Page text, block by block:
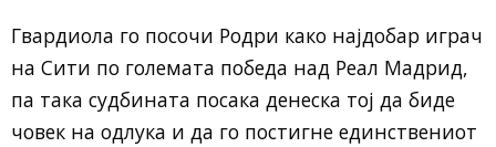
Гвардиола го посочи Родри како најдобар играч
на Сити по големата победа над Реал Мадрид,
па така судбината посака денеска тој да биде
човек на одлука и да го постигне единствениот